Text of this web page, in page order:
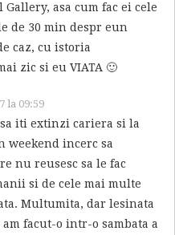
asa cum fac ei cele
de 30 min despr eun
caz, cu istoria
zic si eu VIATA 🙂
la 09:59
sa iti extinzi cariera si la
weekend incerc sa
nu reusesc sa le fac
si de cele mai multe
Multumita, dar lesinata
facut-o intr-o sambata a